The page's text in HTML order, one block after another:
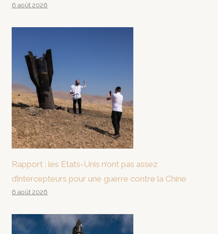
6 août 2026
Rapport : les États-Unis n’ont pas assez
d’intercepteurs pour une guerre contre la Chine
6 août 2026